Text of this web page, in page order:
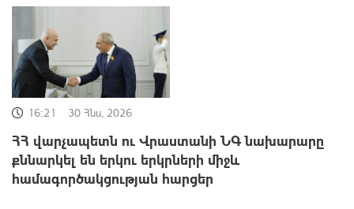
16:21 30 Հնս, 2026
ՀՀ վարչապետն ու Վրաստանի ՆԳ նախարարը
քննարկել են երկու երկրների միջև
համագործակցության հարցեր